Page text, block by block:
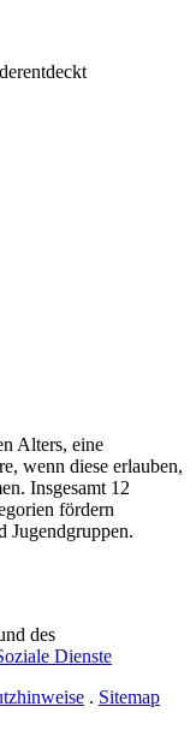
Alters, eine
wenn diese erlauben,
Insgesamt 12
fördern
Jugendgruppen.
des
Dienste
. Sitemap